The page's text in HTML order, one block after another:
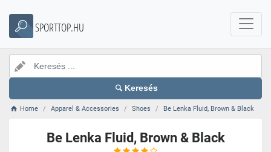
SPORTTOP.HU
Keresés
Home Apparel & Accessories Shoes Be Lenka Fluid, Brown & Black
Be Lenka Fluid, Brown & Black